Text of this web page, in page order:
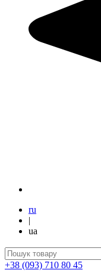
ru
|
ua
+38 (093) 710 80 45